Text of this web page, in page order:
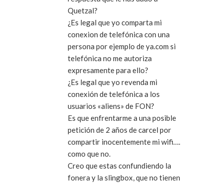
Quetzal?
¿Es legal que yo comparta mi
conexion de telefónica con una
persona por ejemplo de ya.com si
telefónica no me autoriza
expresamente para ello?
¿Es legal que yo revenda mi
conexión de telefónica a los
usuarios «aliens» de FON?
Es que enfrentarme a una posible
petición de 2 años de carcel por
compartir inocentemente mi wifi….
como que no.
Creo que estas confundiendo la
fonera y la slingbox, que no tienen